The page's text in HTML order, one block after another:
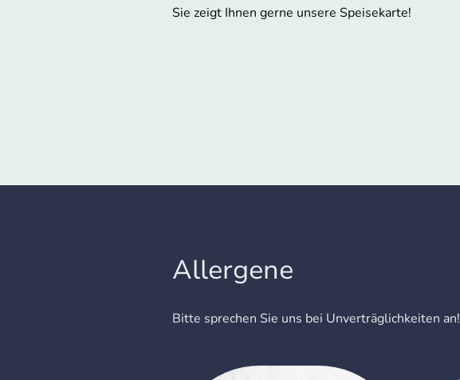
Sie zeigt Ihnen gerne unsere Speisekarte!
Allergene
Bitte sprechen Sie uns bei Unverträglichkeiten an!